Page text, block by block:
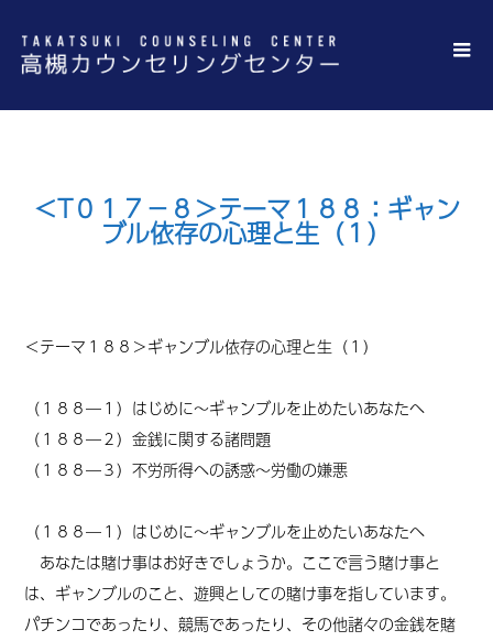
＜T０１７－８＞テーマ１８８：ギャン
ブル依存の心理と生（１）
＜テーマ１８８＞ギャンブル依存の心理と生（１）
（１８８―１）はじめに～ギャンブルを止めたいあなたへ
（１８８―２）金銭に関する諸問題
（１８８―３）不労所得への誘惑～労働の嫌悪
（１８８―１）はじめに～ギャンブルを止めたいあなたへ
あなたは賭け事はお好きでしょうか。ここで言う賭け事と
は、ギャンブルのこと、遊興としての賭け事を指しています。
パチンコであったり、競馬であったり、その他諸々の金銭を賭